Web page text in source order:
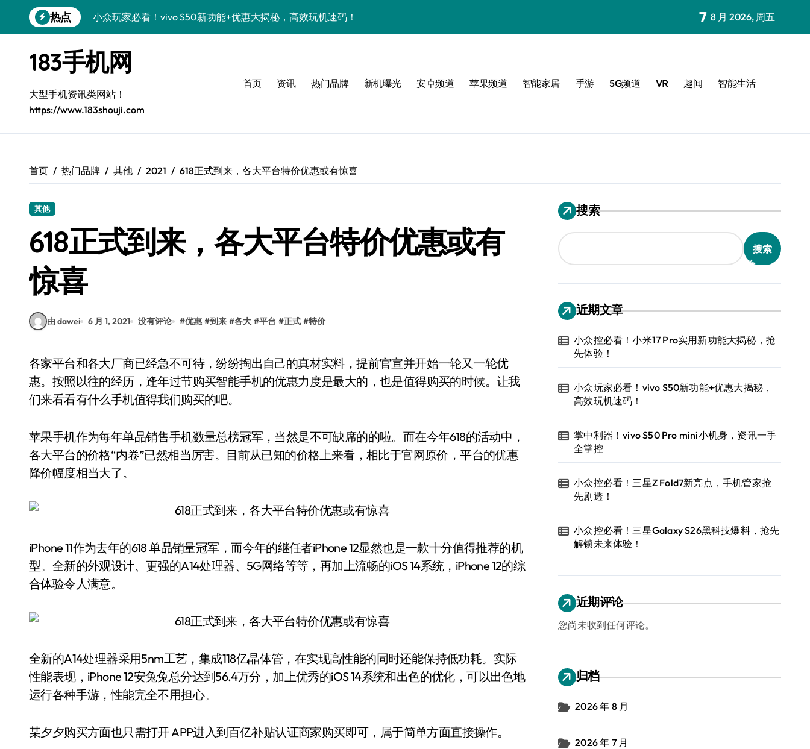
到
热点
小众玩家必看！vivo S50新功能+优惠大揭秘，高效玩机速码！
小众控必看！三星Z Fold7新亮点，手机管家抢先剧透！
小众控必看！三星Galaxy S26黑科技爆料，抢先解锁未来体验！
S25 Ultra颜值封神！定制主题潮到骨子里
S24+上手，小众机种美颜新玩法
A56 5G登场，小众旗舰新风尚
小众控必看！小米17 Pro实用新功能大揭秘，抢先体验！
7 8 月 2026, 周五
183手机网
大型手机资讯类网站！
https://www.183shouji.com
首页 资讯 热门品牌 新机曝光 安卓频道 苹果频道 智能家居 手游 5G频道 VR 趣闻 智能生活
首页 热门品牌 其他 2021 618正式到来，各大平台特价优惠或有惊喜
其他
618正式到来，各大平台特价优惠或有
惊喜
由 dawei 6 月 1, 2021 没有评论 #优惠 #到来 #各大 #平台 #正式 #特价
各家平台和各大厂商已经急不可待，纷纷掏出自己的真材实料，提前官宣并开始一轮又一轮优
惠。按照以往的经历，逢年过节购买智能手机的优惠力度是最大的，也是值得购买的时候。让我
们来看看有什么手机值得我们购买的吧。
苹果手机作为每年单品销售手机数量总榜冠军，当然是不可缺席的的啦。而在今年618的活动中，
各大平台的价格“内卷”已然相当厉害。目前从已知的价格上来看，相比于官网原价，平台的优惠
降价幅度相当大了。
iPhone 11作为去年的618 单品销量冠军，而今年的继任者iPhone 12显然也是一款十分值得推荐的机
型。全新的外观设计、更强的A14处理器、5G网络等等，再加上流畅的iOS 14系统，iPhone 12的综
合体验令人满意。
全新的A14处理器采用5nm工艺，集成118亿晶体管，在实现高性能的同时还能保持低功耗。实际
性能表现，iPhone 12安兔兔总分达到56.4万分，加上优秀的iOS 14系统和出色的优化，可以出色地
运行各种手游，性能完全不用担心。
某夕夕购买方面也只需打开 APP进入到百亿补贴认证商家购买即可，属于简单方面直接操作。
搜索
搜索
近期文章
小众控必看！小米17 Pro实用新功能大揭秘，抢
先体验！
小众玩家必看！vivo S50新功能+优惠大揭秘，
高效玩机速码！
掌中利器！vivo S50 Pro mini小机身，资讯一手
全掌控
小众控必看！三星Z Fold7新亮点，手机管家抢
先剧透！
小众控必看！三星Galaxy S26黑科技爆料，抢先
解锁未来体验！
近期评论
您尚未收到任何评论。
归档
2026 年 8 月
2026 年 7 月